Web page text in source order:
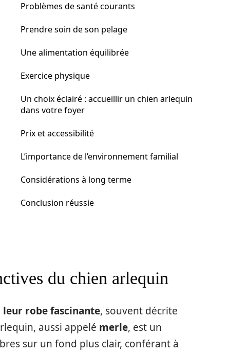
Problèmes de santé courants
Prendre soin de son pelage
Une alimentation équilibrée
Exercice physique
Un choix éclairé : accueillir un chien arlequin
dans votre foyer
Prix et accessibilité
L’importance de l’environnement familial
Considérations à long terme
Conclusion réussie
du chien arlequin
leur robe fascinante, souvent décrite
aussi appelé merle, est un
sur un fond plus clair, conférant à